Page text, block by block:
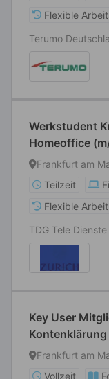
Flexible
Terumo
Werkstudent
Homeoffice
Frankfurt am
Teilzeit
Flexible
TDG Tele
Key User
Frankfurt am
Vollzeit